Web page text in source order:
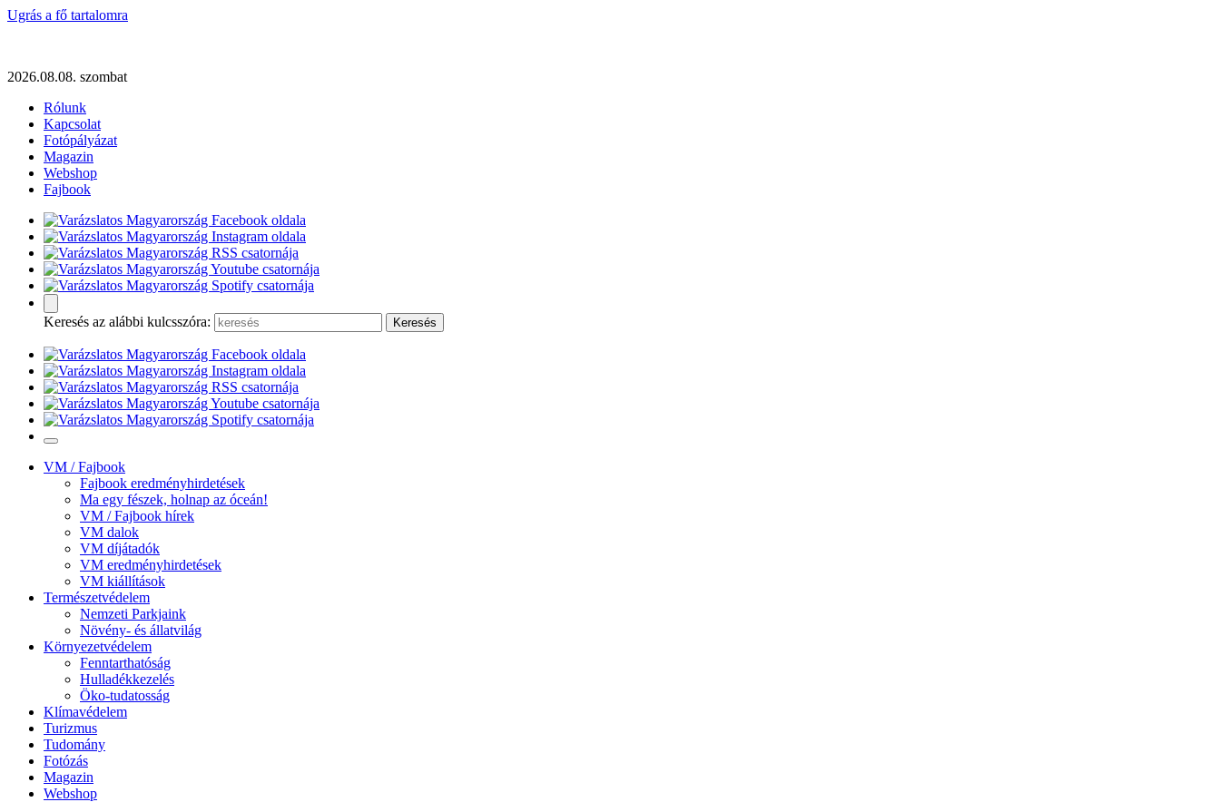
Ugrás a fő tartalomra
2026.08.08. szombat
Rólunk
Kapcsolat
Fotópályázat
Magazin
Webshop
Fajbook
Keresés az alábbi kulcsszóra:
VM / Fajbook
Fajbook eredményhirdetések
Ma egy fészek, holnap az óceán!
VM / Fajbook hírek
VM dalok
VM díjátadók
VM eredményhirdetések
VM kiállítások
Természetvédelem
Nemzeti Parkjaink
Növény- és állatvilág
Környezetvédelem
Fenntarthatóság
Hulladékkezelés
Öko-tudatosság
Klímavédelem
Turizmus
Tudomány
Fotózás
Magazin
Webshop